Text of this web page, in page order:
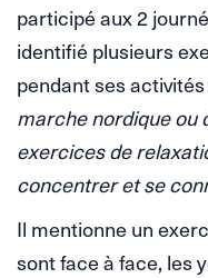
participé aux 2
identifié plusieurs
pendant ses activités
marche nordique ou
exercices de
concentrer et se
Il mentionne un
sont face à face, les